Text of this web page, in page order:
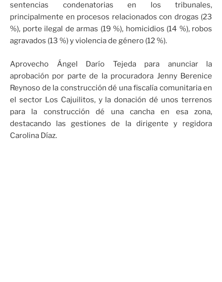
sentencias condenatorias en los tribunales,
principalmente en procesos relacionados con drogas (23
%), porte ilegal de armas (19 %), homicidios (14 %), robos
agravados (13 %) y violencia de género (12 %).
Aprovecho Ángel Darío Tejeda para anunciar la
aprobación por parte de la procuradora Jenny Berenice
Reynoso de la construcción dé una fiscalía comunitaria en
el sector Los Cajuilitos, y la donación dé unos terrenos
para la construcción dé una cancha en esa zona,
destacando las gestiones de la dirigente y regidora
Carolina Díaz.